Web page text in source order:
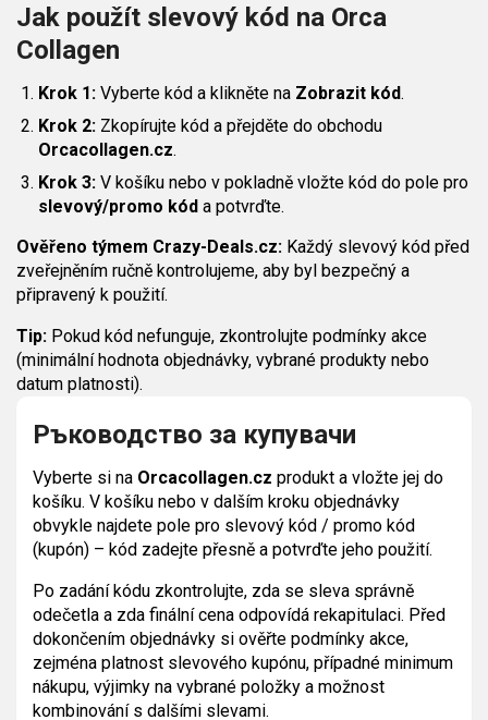
Jak použít slevový kód na Orca
Collagen
Krok 1: Vyberte kód a klikněte na Zobrazit kód.
Krok 2: Zkopírujte kód a přejděte do obchodu
Orcacollagen.cz.
Krok 3: V košíku nebo v pokladně vložte kód do pole pro
slevový/promo kód a potvrďte.
Ověřeno týmem Crazy-Deals.cz: Každý slevový kód před
zveřejněním ručně kontrolujeme, aby byl bezpečný a
připravený k použití.
Tip: Pokud kód nefunguje, zkontrolujte podmínky akce
(minimální hodnota objednávky, vybrané produkty nebo
datum platnosti).
Ръководство за купувачи
Vyberte si na Orcacollagen.cz produkt a vložte jej do
košíku. V košíku nebo v dalším kroku objednávky
obvykle najdete pole pro slevový kód / promo kód
(kupón) – kód zadejte přesně a potvrďte jeho použití.
Po zadání kódu zkontrolujte, zda se sleva správně
odečetla a zda finální cena odpovídá rekapitulaci. Před
dokončením objednávky si ověřte podmínky akce,
zejména platnost slevového kupónu, případné minimum
nákupu, výjimky na vybrané položky a možnost
kombinování s dalšími slevami.